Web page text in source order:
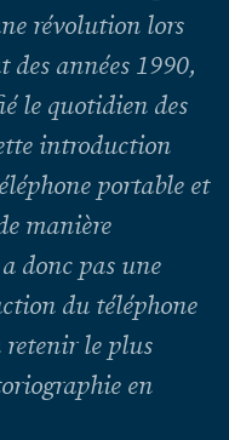
révolution lors
années 1990,
le quotidien des
introduction
portable et
manière
donc pas une
du téléphone
retenir le plus
en